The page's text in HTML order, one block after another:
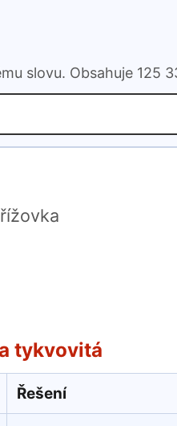
slovu. Obsahuje 125
tykvovitá
Řešení